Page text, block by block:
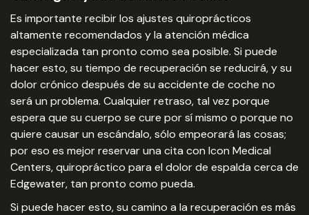
Es importante recibir los ajustes quiroprácticos
altamente recomendados y la atención médica
especializada tan pronto como sea posible. Si puede
hacer esto, su tiempo de recuperación se reducirá, y su
dolor crónico después de su accidente de coche no
será un problema. Cualquier retraso, tal vez porque
espera que su cuerpo se cure por sí mismo o porque no
quiere causar un escándalo, sólo empeorará las cosas;
por eso es mejor reservar una cita con Icon Medical
Centers, quiropráctico para el dolor de espalda cerca de
Edgewater, tan pronto como pueda.
Si puede hacer esto, su camino a la recuperación es más